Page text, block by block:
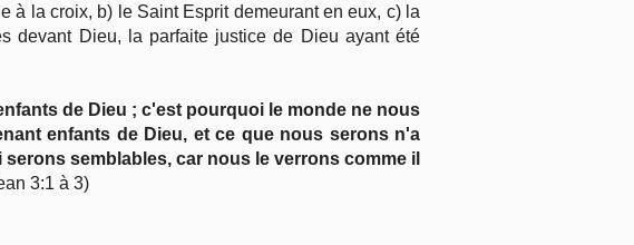
à la croix, b) le Saint Esprit demeurant en eux, c) la
devant Dieu, la parfaite justice de Dieu ayant été
de Dieu ; c'est pourquoi le monde ne nous
enfants de Dieu, et ce que nous serons n'a
semblables, car nous le verrons comme il
3:1 à 3)